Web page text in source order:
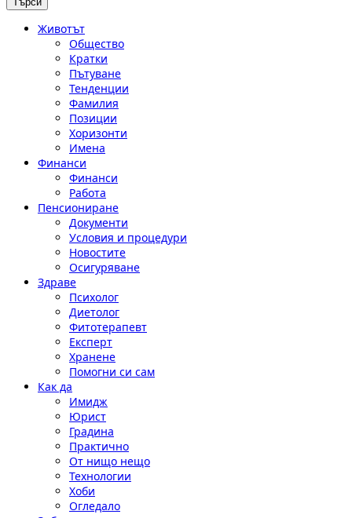
Животът
Общество
Кратки
Пътуване
Тенденции
Фамилия
Позиции
Хоризонти
Имена
Финанси
Финанси
Работа
Пенсиониране
Документи
Условия и процедури
Новостите
Осигуряване
Здраве
Психолог
Диетолог
Фитотерапевт
Експерт
Хранене
Помогни си сам
Как да
Имидж
Юрист
Градина
Практично
От нищо нещо
Технологии
Хоби
Огледало